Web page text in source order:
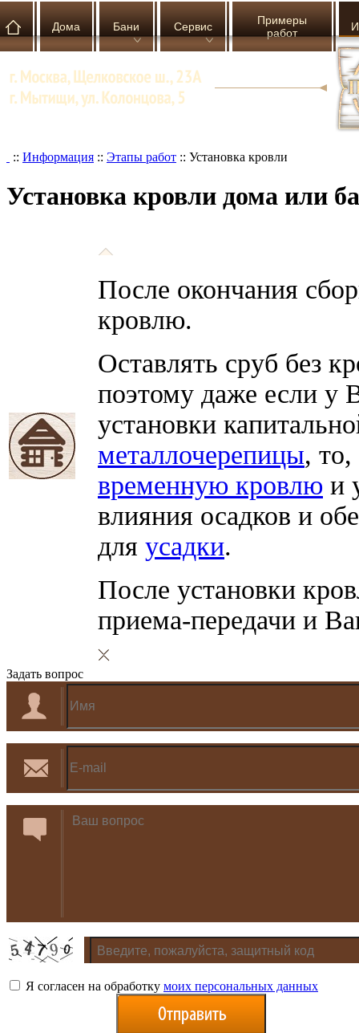
Дома Бани Сервис
Примеры
работ
:: Информация :: Этапы работ :: Установка кровли
Установка кровли дома или
После окончания
кровлю.
Оставлять сруб без
поэтому даже если у
установки
металлочерепицы,
временную кровлю и
влияния осадков и
для усадки.
После установки
приема-передачи и
Задать вопрос
Я согласен на обработку моих персональных данных